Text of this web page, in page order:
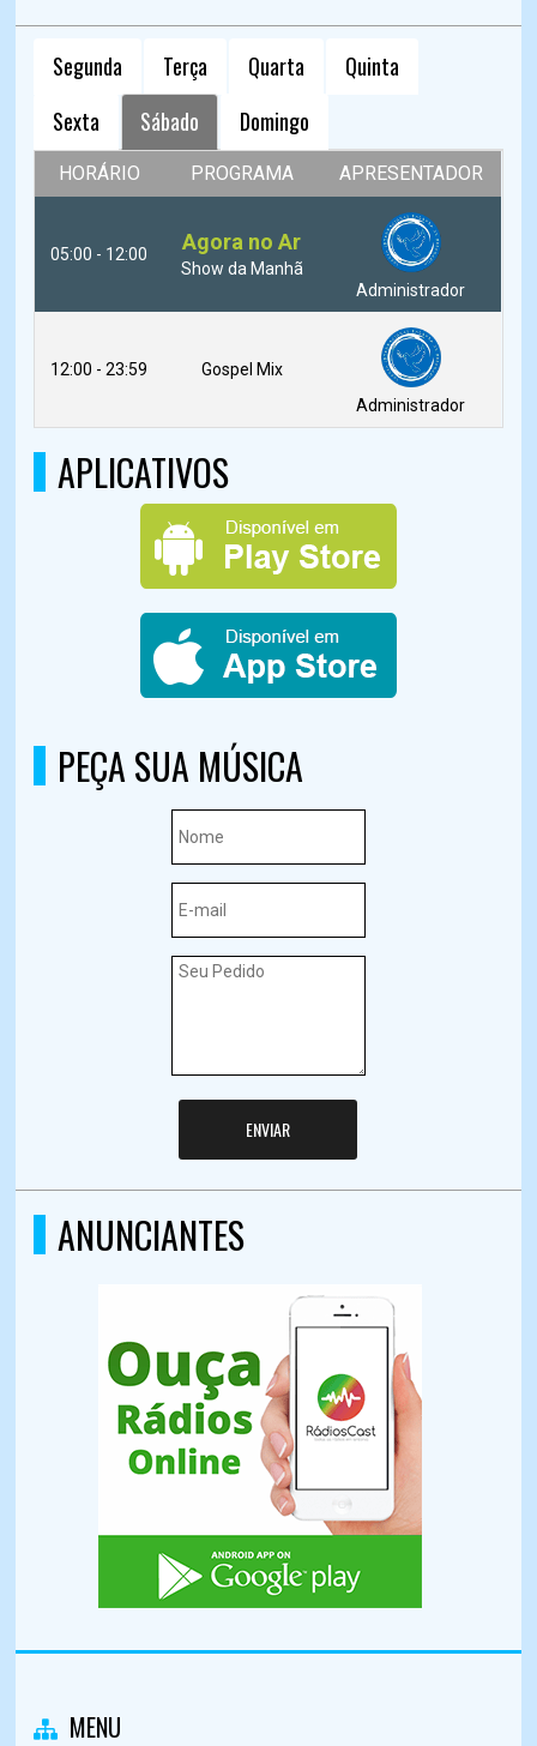
Segunda Terça Quarta
Quinta
Sexta
Sábado Domingo
HORÁRIO PROGRAMA APRESENTADOR
05:00 - 12:00 Agora no Ar
Show da Manhã
Administrador
12:00 - 23:59
Gospel Mix
Administrador
APLICATIVOS
PEÇA SUA MÚSICA
ENVIAR
ANUNCIANTES
MENU